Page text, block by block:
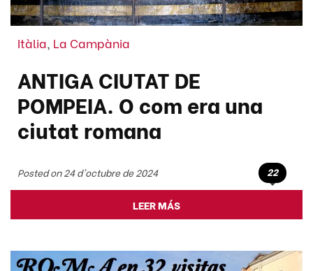
Itàlia, La Campània
ANTIGA CIUTAT DE
POMPEIA. O com era una
ciutat romana
Posted on 24 d'octubre de 2024 22
LEER MÁS